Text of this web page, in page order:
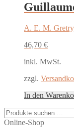
A. E. M.
46,70 €
inkl. MwSt.
zzgl.
In den
Suchen
nach:
Online-Shop